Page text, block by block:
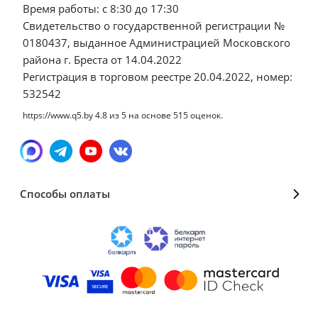
Время работы: с 8:30 до 17:30
Свидетельство о государственной регистрации №
0180437, выданное Администрацией Московского
района г. Бреста от 14.04.2022
Регистрация в торговом реестре 20.04.2022, номер:
532542
https://www.q5.by4.8 из5 на основе 515оценок.
Способы оплаты